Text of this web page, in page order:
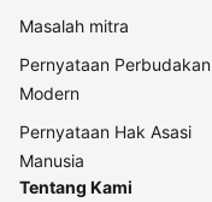
Masalah mitra
Pernyataan Perbudakan
Modern
Pernyataan Hak Asasi
Manusia
Tentang Kami